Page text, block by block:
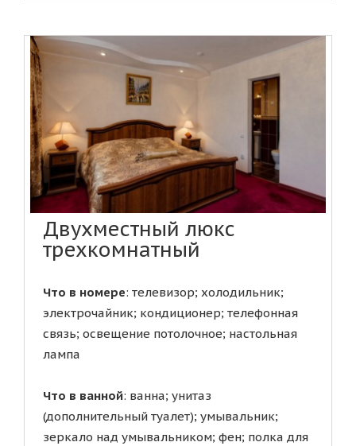
Двухместный люкс
трехкомнатный
Что в номере: телевизор; холодильник;
электрочайник; кондиционер; телефонная
связь; освещение потолочное; настольная
лампа
Что в ванной: ванна; унитаз
(дополнительный туалет); умывальник;
зеркало над умывальником; фен; полка для